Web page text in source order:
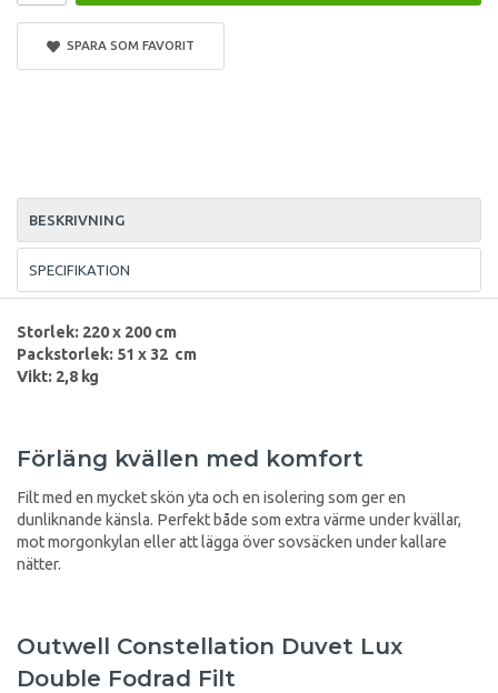
SPARA SOM FAVORIT
BESKRIVNING
SPECIFIKATION
Storlek: 220 x 200 cm
Packstorlek: 51 x 32 cm
Vikt: 2,8 kg
Förläng kvällen med komfort
Filt med en mycket skön yta och en isolering som ger en
dunliknande känsla. Perfekt både som extra värme under kvällar,
mot morgonkylan eller att lägga över sovsäcken under kallare
nätter.
Outwell Constellation Duvet Lux
Double Fodrad Filt